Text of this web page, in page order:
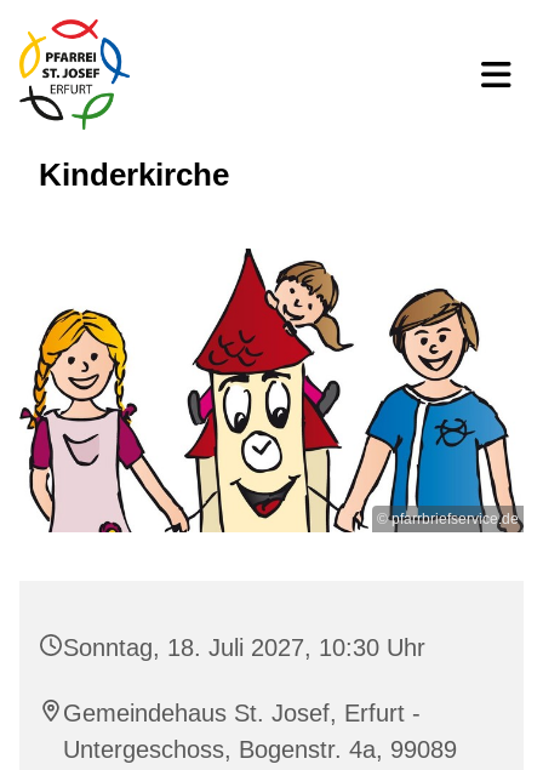
Kinderkirche
© pfarrbriefservice.de
Sonntag, 18. Juli 2027, 10:30 Uhr
Gemeindehaus St. Josef, Erfurt -
Untergeschoss, Bogenstr. 4a, 99089